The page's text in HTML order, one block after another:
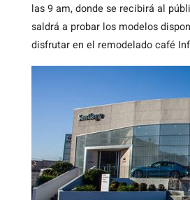
las 9 am, donde se recibirá al
saldrá a probar los modelos
disfrutar en el remodelado café